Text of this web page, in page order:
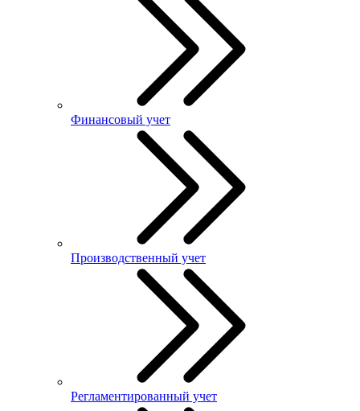
Финансовый учет
Производственный учет
Регламентированный учет